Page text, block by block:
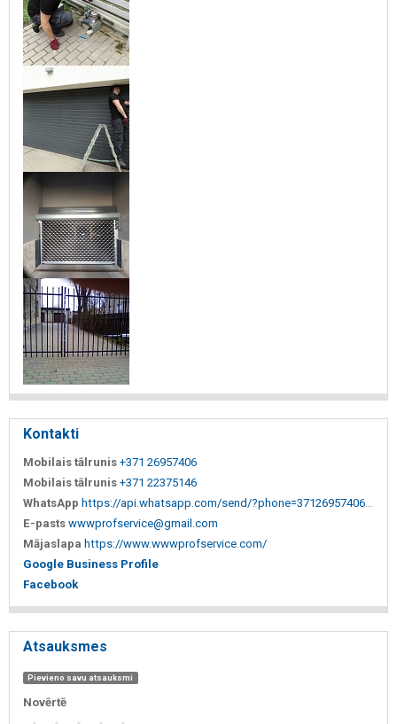
Kontakti
Mobilais tālrunis +371 26957406
Mobilais tālrunis +371 22375146
WhatsApp https://api.whatsapp.com/send/?phone=37126957406&text&type=phone_number&app_absent=0
E-pasts wwwprofservice@gmail.com
Mājaslapa https://www.wwwprofservice.com/
Google Business Profile
Facebook
Atsauksmes
Pievieno savu atsauksmi
Novērtē